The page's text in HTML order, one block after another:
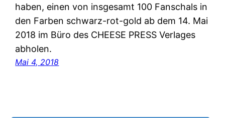
haben, einen von insgesamt 100 Fanschals in
den Farben schwarz-rot-gold ab dem 14. Mai
2018 im Büro des CHEESE PRESS Verlages
abholen.
Mai 4, 2018